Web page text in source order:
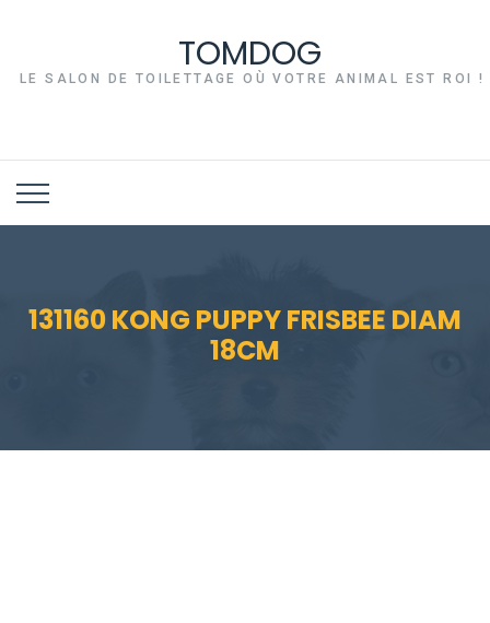
TOMDOG
LE SALON DE TOILETTAGE OÙ VOTRE ANIMAL EST ROI !
131160 KONG PUPPY FRISBEE DIAM
18CM